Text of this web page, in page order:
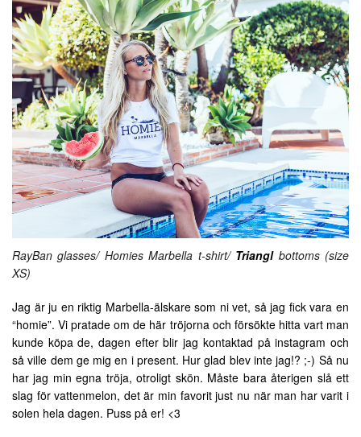
RayBan glasses/ Homies Marbella t-shirt/ Trianglbottoms (size
XS)
Jag är ju en riktig Marbella-älskare som ni vet, så jag fick vara en
“homie”. Vi pratade om de här tröjorna och försökte hitta vart man
kunde köpa de, dagen efter blir jag kontaktad på instagram och
så ville dem ge mig en i present. Hur glad blev inte jag!? ;-) Så nu
har jag min egna tröja, otroligt skön. Måste bara återigen slå ett
slag för vattenmelon, det är min favorit just nu när man har varit i
solen hela dagen. Puss på er! <3